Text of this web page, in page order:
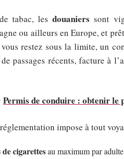
tabac, lesdouaniers sont
ou ailleurs en Europe, et
restez sous la limite, un
passages récents, facture à
Permis de conduire : obtenir
impose à tout
cigarettesau maximum par adulte